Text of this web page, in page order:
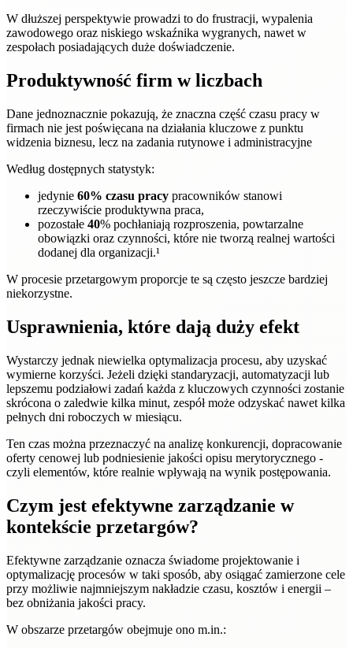
W dłuższej perspektywie prowadzi to do frustracji, wypalenia
zawodowego oraz niskiego wskaźnika wygranych, nawet w
zespołach posiadających duże doświadczenie.
Produktywność firm w liczbach
Dane jednoznacznie pokazują, że znaczna część czasu pracy w
firmach nie jest poświęcana na działania kluczowe z punktu
widzenia biznesu, lecz na zadania rutynowe i administracyjne
Według dostępnych statystyk:
jedynie 60% czasu pracy pracowników stanowi
rzeczywiście produktywna praca,
pozostałe 40% pochłaniają rozproszenia, powtarzalne
obowiązki oraz czynności, które nie tworzą realnej wartości
dodanej dla organizacji.¹
W procesie przetargowym proporcje te są często jeszcze bardziej
niekorzystne.
Usprawnienia, które dają duży efekt
Wystarczy jednak niewielka optymalizacja procesu, aby uzyskać
wymierne korzyści. Jeżeli dzięki standaryzacji, automatyzacji lub
lepszemu podziałowi zadań każda z kluczowych czynności zostanie
skrócona o zaledwie kilka minut, zespół może odzyskać nawet kilka
pełnych dni roboczych w miesiącu.
Ten czas można przeznaczyć na analizę konkurencji, dopracowanie
oferty cenowej lub podniesienie jakości opisu merytorycznego -
czyli elementów, które realnie wpływają na wynik postępowania.
Czym jest efektywne zarządzanie w
kontekście przetargów?
Efektywne zarządzanie oznacza świadome projektowanie i
optymalizację procesów w taki sposób, aby osiągać zamierzone cele
przy możliwie najmniejszym nakładzie czasu, kosztów i energii –
bez obniżania jakości pracy.
W obszarze przetargów obejmuje ono m.in.: